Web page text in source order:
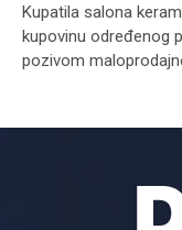
Kupatila salona
kupovinu određenog
pozivom